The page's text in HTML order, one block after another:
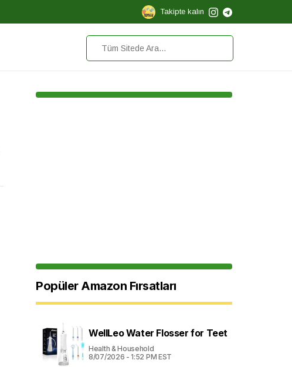
Takipte kalın
Popüler Amazon Fırsatları
WellLeo Water Flosser for Teet
Health & Household
8/07/2026 - 1:52 PM EST